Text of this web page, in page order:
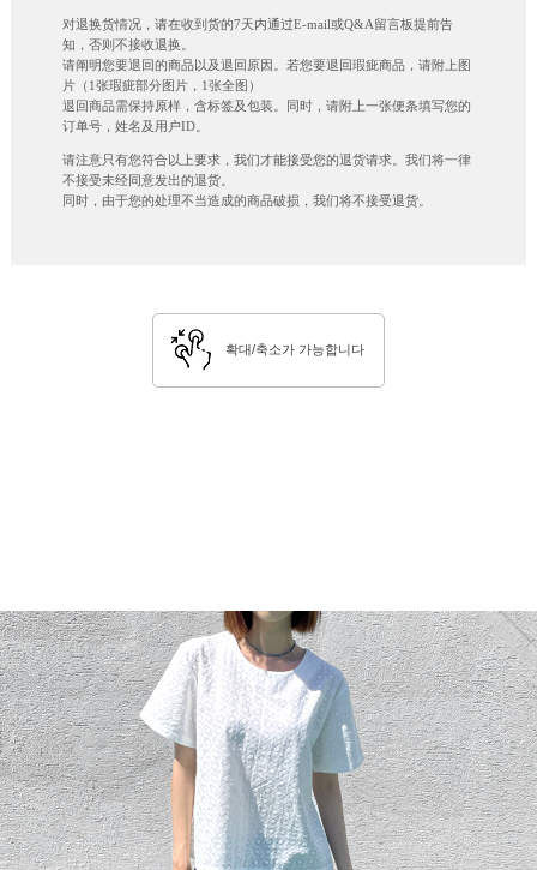
对退换货情况，请在收到货的7天内通过E-mail或Q&A留言板提前告
知，否则不接收退换。
请阐明您要退回的商品以及退回原因。若您要退回瑕疵商品，请附上图
片（1张瑕疵部分图片，1张全图）
退回商品需保持原样，含标签及包装。同时，请附上一张便条填写您的
订单号，姓名及用户ID。
请注意只有您符合以上要求，我们才能接受您的退货请求。我们将一律
不接受未经同意发出的退货。
同时，由于您的处理不当造成的商品破损，我们将不接受退货。
확대/축소가 가능합니다